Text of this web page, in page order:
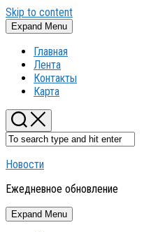
Skip to content
Expand Menu
Главная
Лента
Контакты
Карта
Новости
Ежедневное обновление
Expand Menu